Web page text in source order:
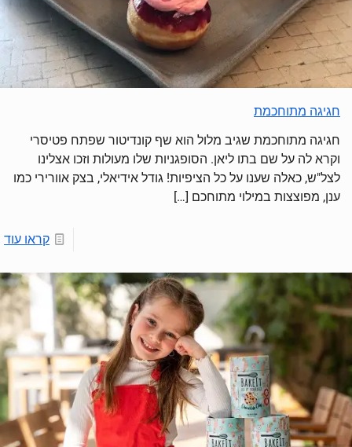
חגיגה מתוחכמת
חגיגה מתוחכמת שגיב מלול הוא שף קונדיטור שפתח פטיסרי
וקרא לה על שם בתו ליאן. הסופגניות שלו מעולות וזכו אצלינו
לצל"ש, כאלה שענו על כל הציפיות! גודל אידיאלי, בצק אוורירי כמו
ענן, מפוצצות במילוי מתוחכם […]
קראו עוד